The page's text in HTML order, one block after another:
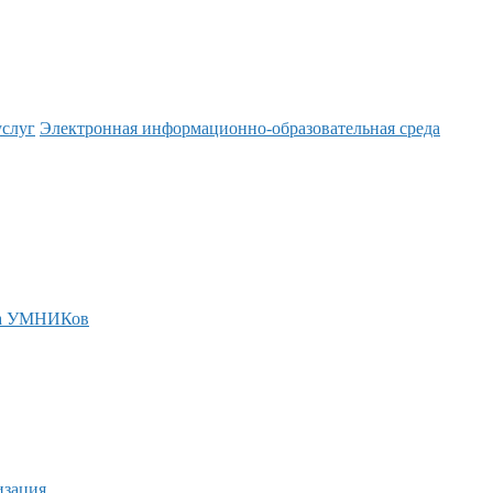
Электронная информационно-образовательная среда
УМНИКов